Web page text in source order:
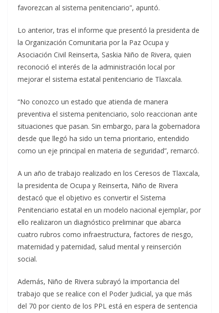
favorezcan al sistema penitenciario”, apuntó.
Lo anterior, tras el informe que presentó la presidenta de
la Organización Comunitaria por la Paz Ocupa y
Asociación Civil Reinserta, Saskia Niño de Rivera, quien
reconoció el interés de la administración local por
mejorar el sistema estatal penitenciario de Tlaxcala.
“No conozco un estado que atienda de manera
preventiva el sistema penitenciario, solo reaccionan ante
situaciones que pasan. Sin embargo, para la gobernadora
desde que llegó ha sido un tema prioritario, entendido
como un eje principal en materia de seguridad”, remarcó.
A un año de trabajo realizado en los Ceresos de Tlaxcala,
la presidenta de Ocupa y Reinserta, Niño de Rivera
destacó que el objetivo es convertir el Sistema
Penitenciario estatal en un modelo nacional ejemplar, por
ello realizaron un diagnóstico preliminar que abarca
cuatro rubros como infraestructura, factores de riesgo,
maternidad y paternidad, salud mental y reinserción
social.
Además, Niño de Rivera subrayó la importancia del
trabajo que se realice con el Poder Judicial, ya que más
del 70 por ciento de los PPL está en espera de sentencia